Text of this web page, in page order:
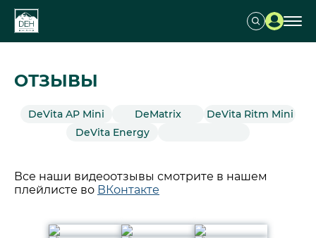
ОТЗЫВЫ
DeVita AP Mini DeMatrix
DeVita Ritm Mini
DeVita Energy
Все наши видеоотзывы смотрите в нашем
плейлисте во ВКонтакте